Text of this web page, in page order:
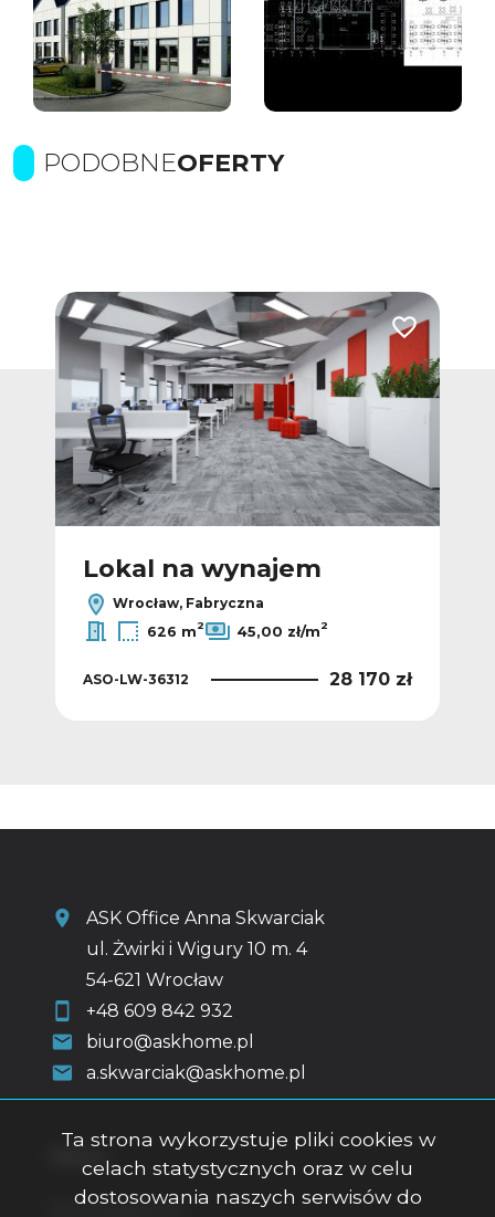
PODOBNEOFERTY
Dodaj do ulubionych Dodaj do
Lokal na wynajem
Wrocław, Fabryczna
626 m2 45,00 zł/m2
ASO-LW-36312 28 170 zł
ASK Office Anna Skwarciak
ul. Żwirki i Wigury 10 m. 4
54-621 Wrocław
+48 609 842 932
biuro@askhome.pl
a.skwarciak@askhome.pl
Strona główna
Ta strona wykorzystuje pliki cookies w
celach statystycznych oraz w celu
dostosowania naszych serwisów do